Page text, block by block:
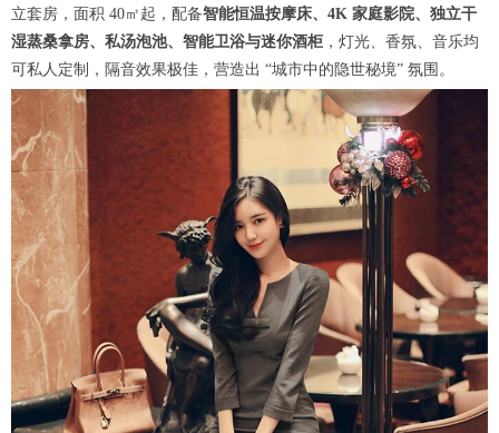
立套房，面积 40㎡起，配备智能恒温按摩床、4K 家庭影院、独立干
湿蒸桑拿房、私汤泡池、智能卫浴与迷你酒柜 ，灯光、香氛、音乐均
可私人定制，隔音效果极佳，营造出 “城市中的隐世秘境” 氛围。